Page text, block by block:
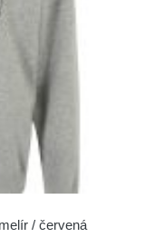
/ červená